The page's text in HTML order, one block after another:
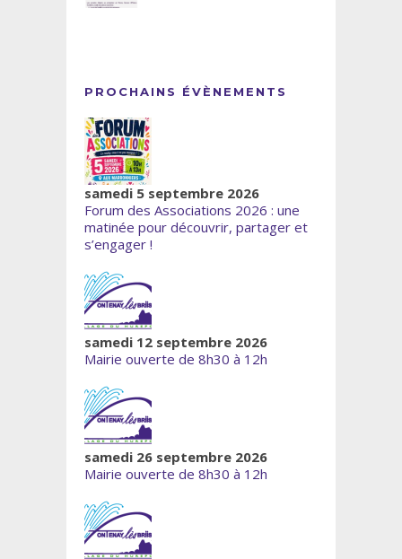
PROCHAINS ÉVÈNEMENTS
samedi 5 septembre 2026
Forum des Associations 2026 : une
matinée pour découvrir, partager et
s’engager !
samedi 12 septembre 2026
Mairie ouverte de 8h30 à 12h
samedi 26 septembre 2026
Mairie ouverte de 8h30 à 12h